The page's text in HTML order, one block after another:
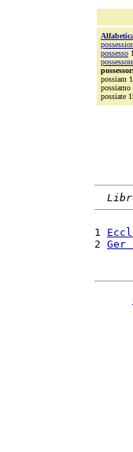
possesso
possessore
possiam
possiamo
possiate
1
2